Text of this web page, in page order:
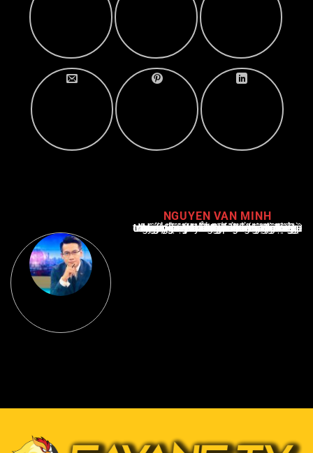
NGUYEN VAN MINH
Nguyễn Văn Minh là một trong những chuyên gia hàng đầu về báo cáo tin tức thể thao tại Việt Nam, với hơn 10 năm hoạt động trong ngành. Ông có kiến thức sâu rộng và kinh nghiệm đáng kể trong việc phân tích và báo cáo về các sự kiện thể thao hàng đầu. Sự hiểu biết sâu sắc của ông về ngành này đã giúp ông xây dựng uy tín và danh tiếng trong cộng đồng báo chí thể thao.